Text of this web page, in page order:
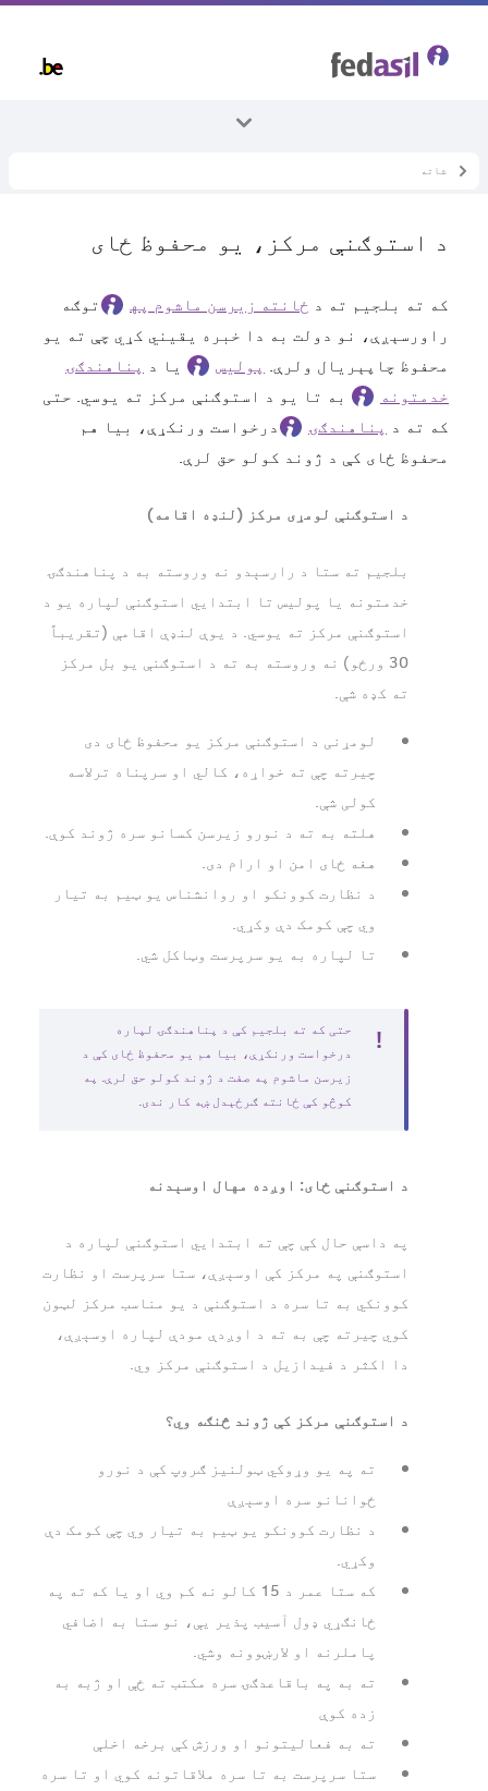
د استوګنې په یو مرکز کې اوسېدل
شاته
د استوګنې مرکز، یو محفوظ ځای
که ته بلجیم ته د ځانته زیرسن ماشوم په
توګه
راورسېږې، نو دولت به دا خبره یقیني کړي چې ته یو
محفوظ چاپېریال ولرې. پولیس یا د پناهندګۍ
خدمتونه
به تا یو د استوګنې مرکز ته یوسي. حتی
که ته د پناهندګۍ
درخواست ورنکړې، بیا هم
محفوظ ځای کې د ژوند کولو حق لرې.
د استوګنې لومړی مرکز (لنډه اقامه)
بلجیم ته ستا د رارسېدو نه وروسته به د پناهندګۍ
خدمتونه یا پولیس تا ابتدايي استوګنې لپاره یو د
استوګنې مرکز ته یوسي. د یوې لنډې اقامې (تقریباً
30 ورځو) نه وروسته به ته د استوګنې یو بل مرکز
ته کډه شې.
لومړنی د استوګنې مرکز یو محفوظ ځای دی
چیرته چې ته خواړه، کالي او سرپناه ترلاسه
کولی شې.
هلته به ته د نورو زیرسن کسانو سره ژوند کوې.
هغه ځای امن او ارام دی.
د نظارت کوونکو او روانشناس یو ټیم به تیار
وي چې کومک دې وکړي.
تا لپاره به یو سرپرست وټاکل شي.
حتی که ته بلجیم کې د پناهندګۍ لپاره
درخواست ورنکړې، بیا هم یو محفوظ ځای کې د
زیرسن ماشوم په صفت د ژوند کولو حق لرې. په
کوڅو کې ځانته ګرځېدل ښه کار ندی.
د استوګنې ځای: اوږده مهال اوسېدنه
په داسې حال کې چې ته ابتدايي استوګنې لپاره د
استوګنې په مرکز کې اوسېږې، ستا سرپرست او نظارت
کوونکي به تا سره د استوګنې د یو مناسب مرکز لټون
کوي چیرته چې به ته د اوږدې مودې لپاره اوسېږې،
دا اکثر د فیدازیل د استوګنې مرکز وي.
د استوګنې مرکز کې ژوند څنګه وي؟
ته په یو وړوکي ټولنیز ګروپ کې د نورو
ځوانانو سره اوسېږې
د نظارت کوونکو یو ټیم به تیار وي چې کومک دې
وکړي.
که ستا عمر د 15 کالو نه کم وي او یا که ته په
ځانګړي ډول آسیب پذیر یې، نو ستا به اضافي
پاملرنه او لارښوونه وشي.
ته به په باقاعدګۍ سره مکتب ته ځې او ژبه به
زده کوې
ته به فعالیتونو او ورزش کې برخه اخلې
ستا سرپرست به تا سره ملاقاتونه کوي او تا سره